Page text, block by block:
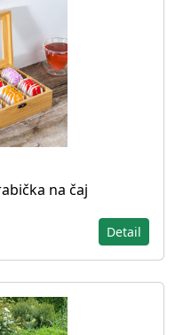
na čaj
Detail